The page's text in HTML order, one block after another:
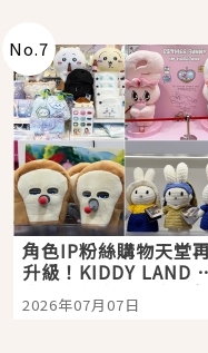
No.7
角色IP粉絲購物天堂
升級！KIDDY LAND
宿店吉伊卡哇迎客，新
開幕 OMOKADO 店3分
2026年07月07日